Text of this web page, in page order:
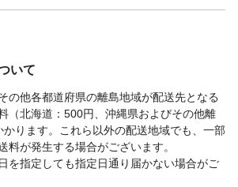
いて
の他各都道府県の離島地域が配送先となる
（北海道：500円、沖縄県およびその他離
ります。これら以外の配送地域でも、一部
料が発生する場合がございます。
を指定しても指定日通り届かない場合がご